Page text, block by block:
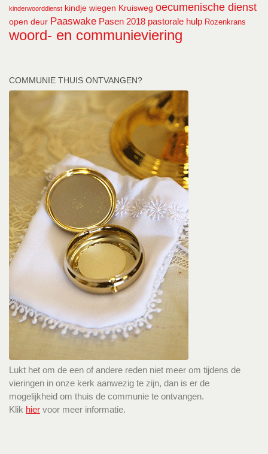
kinderwoorddienst kindje wiegen Kruisweg oecumenische dienst
open deur Paaswake Pasen 2018 pastorale hulp Rozenkrans
woord- en communieviering
COMMUNIE THUIS ONTVANGEN?
Lukt het om de een of andere reden niet meer om tijdens de
vieringen in onze kerk aanwezig te zijn, dan is er de
mogelijkheid om thuis de communie te ontvangen.
Klik hier voor meer informatie.